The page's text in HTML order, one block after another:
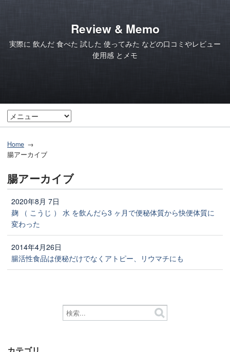
Review & Memo
実際に 飲んだ 食べた 試した 使ってみた などの口コミやレビュー
使用感 とメモ
Home
腸アーカイブ
腸アーカイブ
2020年8月 7日
麹 （ こうじ ） 水 を飲んだら3 ヶ月で便秘体質から快便体質に
変わった
2014年4月26日
腸活性食品は便秘だけでなくアトピー、リウマチにも